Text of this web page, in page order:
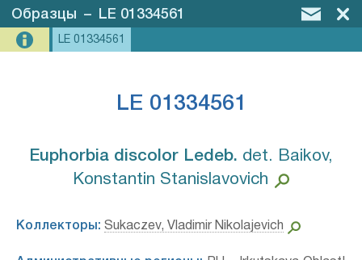
Образцы – LE 01334561
LE 01334561
LE 01334561
Euphorbia discolor Ledeb.⁣ det. Baikov,
Konstantin Stanislavovich
Коллекторы: Sukaczev, Vladimir Nikolajevich